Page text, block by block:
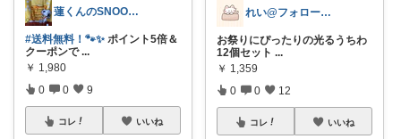
蓮くんのSNOOPYおすすめROOM
#送料無料！🐾✨ ポイント5倍＆
クーポンで ...
￥ 1,980
0 0 9
コレ いいね
れい@フォロー＆経由購入感謝です♪
お祭りにぴったりの光るうちわ
12個セット ...
￥ 1,359
0 0 12
コレ いいね